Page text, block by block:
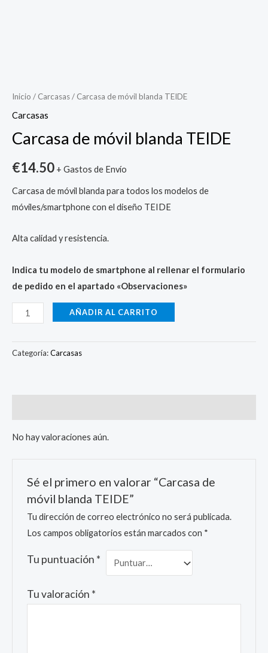
Inicio / Carcasas/ Carcasa de móvil blanda TEIDE
Carcasas
Carcasa de móvil blanda TEIDE
€14.50 + Gastos de Envío
Carcasa de móvil blanda para todos los modelos de
móviles/smartphone con el diseño TEIDE
Alta calidad y resistencia.
Indica tu modelo de smartphone al rellenar el formulario
de pedido en el apartado «Observaciones»
móvil
blanda
cantidad
AÑADIR AL CARRITO
Categoría:Carcasas
No hay valoraciones aún.
Sé el primero en valorar “Carcasa de
móvil blanda TEIDE”
Tu dirección de correo electrónico no será publicada.
Los campos obligatorios están marcados con *
Tu puntuación *
Tu valoración *